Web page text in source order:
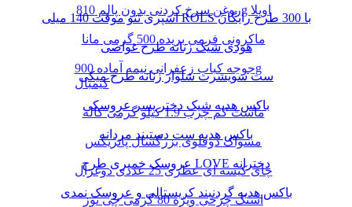
روغن سرخ کردنی بدون پالم 810g اویلا
ماکرونی فرمی بریده 500 گرمی مانا
جوجه کباب زعفرانی نیمه آماده 900g
کیمبال
ماست کم چرب 1.9 کیلو گرمی کاله
مسواک دوقلوی بزرگسال پاتریکس
چای کیسه ای عطری 25 عددی دوغزال
اسنک چرخی ویژه 80 گرمی چی توز
اسپری تتو موقت 140 میلی ROLS با 300 طرح رایگان
هودی شیک زنانه طرح غواصی
ست سویشرت شلوار زنانه طرح میکی
باکس هدیه شیک دختر پسر عروسکی
باکس هدیه ست دستبند مردانه
عروسک خمیری طرح LOVE دخترانه
باکس هدیه گردنبند کریستالی و عروسک نمدی